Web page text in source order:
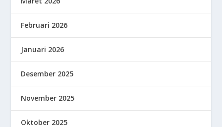
Februari 2026
Januari 2026
Desember 2025
November 2025
Oktober 2025